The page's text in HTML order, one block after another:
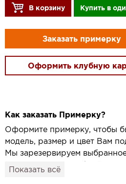
В корзину Купить в
Заказать примерку
Оформить клубную
Как заказать Примерку?
Оформите примерку, чтобы
модель, размер и цвет Вам
Мы зарезервируем
привезём его в удобный для
Показать всё